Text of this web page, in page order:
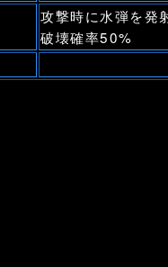
攻撃時に水弾を発
破壊確率50%